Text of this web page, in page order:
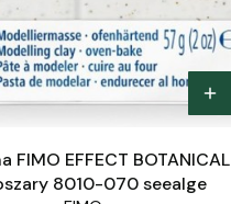
FIMO EFFECT BOTANICAL
8010-070 seealge